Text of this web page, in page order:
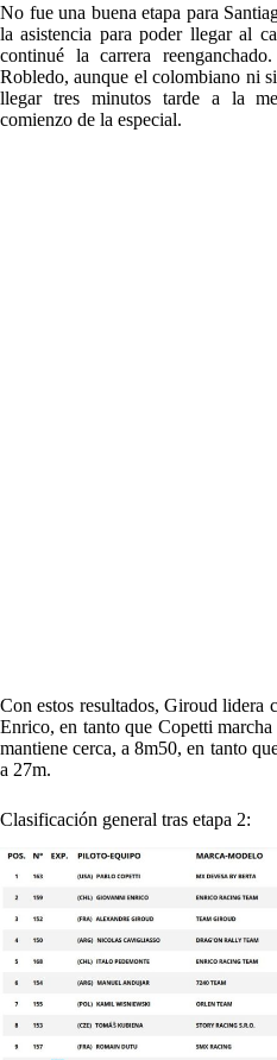
No fue una buena etapa para
la asistencia para poder llegar al
continué la carrera
Robledo, aunque el colombiano ni
llegar tres minutos tarde a la
comienzo de la especial.
Con estos resultados, Giroud lidera
Enrico, en tanto que Copetti
mantiene cerca, a 8m50, en tanto
a 27m.
Clasificación general tras etapa 2: